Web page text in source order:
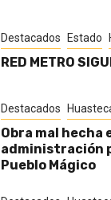
Destacados Estado
RED METRO
Destacados
Obra mal hecha
administración
Pueblo Mágico